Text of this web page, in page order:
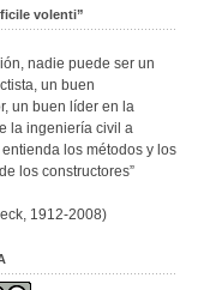
volenti”
nadie puede ser un
un buen
un buen líder en la
la ingeniería civil a
los métodos y los
los constructores”
1912-2008)